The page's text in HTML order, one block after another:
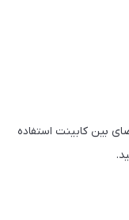
بین کابینت استفاده